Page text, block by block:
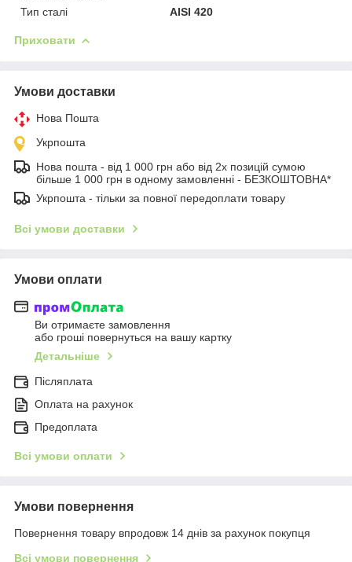
Тип сталі
AISI 420
Приховати
Умови доставки
Нова Пошта
Укрпошта
Нова пошта - від 1 000 грн або від 2х позицій сумою
більше 1 000 грн в одному замовленні - БЕЗКОШТОВНА*
Укрпошта - тільки за повної передоплати товару
Всі умови доставки
Умови оплати
Ви отримаєте замовлення
або гроші повернуться на вашу картку
Детальніше
Післяплата
Оплата на рахунок
Предоплата
Всі умови оплати
Умови повернення
Повернення товару впродовж 14 днів за рахунок покупця
Всі умови повернення